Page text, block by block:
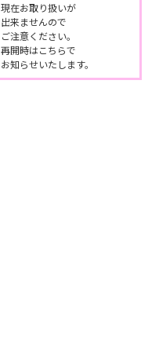
現在お取り扱いが
出来ませんので
ご注意ください。
再開時はこちらで
お知らせいたします。